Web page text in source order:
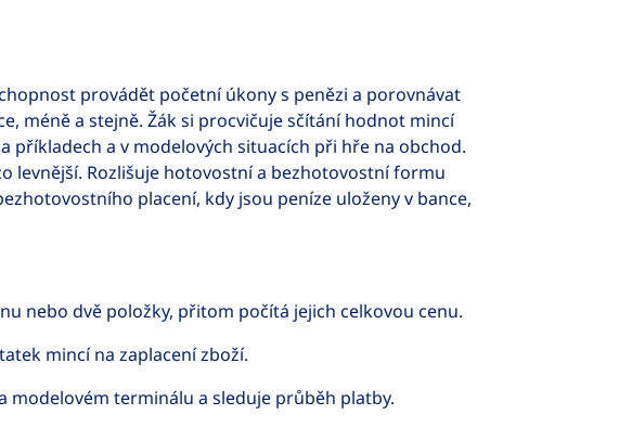
provádět početní úkony s penězi a porovnávat
méně a stejně. Žák si procvičuje sčítání hodnot mincí
příkladech a v modelových situacích při hře na obchod.
levnější. Rozlišuje hotovostní a bezhotovostní formu
placení, kdy jsou peníze uloženy v bance,
nebo dvě položky, přitom počítá jejich celkovou cenu.
mincí na zaplacení zboží.
modelovém terminálu a sleduje průběh platby.